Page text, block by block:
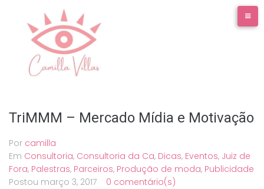
conteúdo
TriMMM – Mercado Mídia e Motivação
Por camilla
Em Consultoria, Consultoria da Ca, Dicas, Eventos, Juiz de
Fora, Palestras, Parceiros, Produção de moda, Publicidade
Postou março 3, 2017 0 comentário(s)